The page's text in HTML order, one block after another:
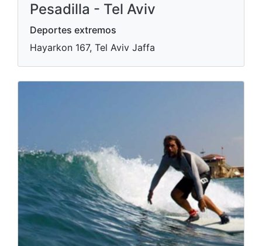
Pesadilla - Tel Aviv
Deportes extremos
Hayarkon 167, Tel Aviv Jaffa